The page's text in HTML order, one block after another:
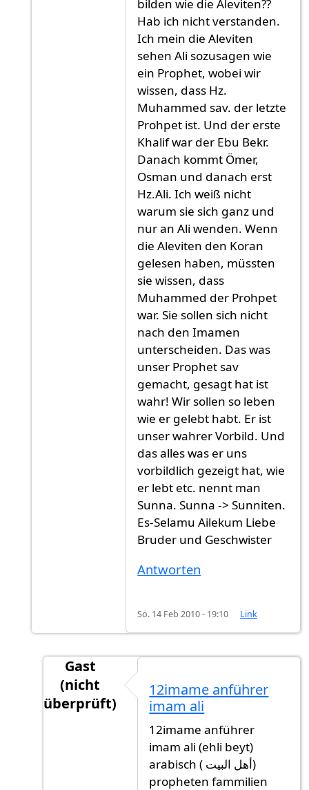
bilden wie die Aleviten??
Hab ich nicht verstanden.
Ich mein die Aleviten
sehen Ali sozusagen wie
ein Prophet, wobei wir
wissen, dass Hz.
Muhammed sav. der letzte
Prohpet ist. Und der erste
Khalif war der Ebu Bekr.
Danach kommt Ömer,
Osman und danach erst
Hz.Ali. Ich weiß nicht
warum sie sich ganz und
nur an Ali wenden. Wenn
die Aleviten den Koran
gelesen haben, müssten
sie wissen, dass
Muhammed der Prohpet
war. Sie sollen sich nicht
nach den Imamen
unterscheiden. Das was
unser Prophet sav
gemacht, gesagt hat ist
wahr! Wir sollen so leben
wie er gelebt habt. Er ist
unser wahrer Vorbild. Und
das alles was er uns
vorbildlich gezeigt hat, wie
er lebt etc. nennt man
Sunna. Sunna -> Sunniten.
Es-Selamu Ailekum Liebe
Bruder und Geschwister
Antworten
So. 14 Feb 2010 - 19:10 Link
Gast
(nicht
überprüft)
12imame anführer
imam ali
12imame anführer
imam ali (ehli beyt)
arabisch ( أهل البيت)
propheten fammilien